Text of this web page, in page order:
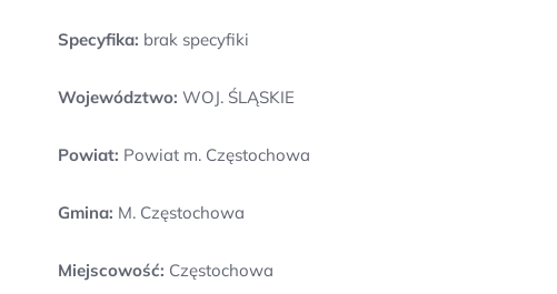
Specyfika: brak specyfiki
Województwo: WOJ. ŚLĄSKIE
Powiat: Powiat m. Częstochowa
Gmina: M. Częstochowa
Miejscowość: Częstochowa